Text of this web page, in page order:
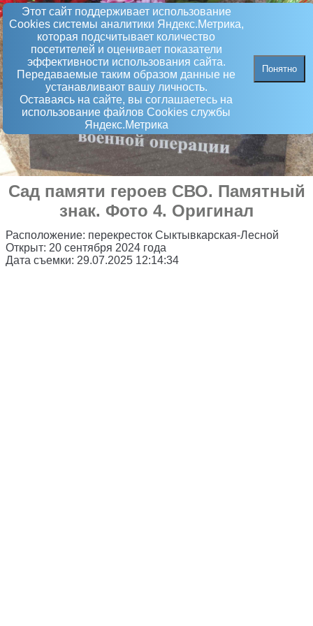
Этот сайт поддерживает использование
Сookies системы аналитики Яндекс.Метрика,
которая подсчитывает количество
посетителей и оценивает показатели
эффективности использования сайта.
Передаваемые таким образом данные не
устанавливают вашу личность.
Оставаясь на сайте, вы соглашаетесь на
использование файлов Сookies службы
Яндекс.Метрика
Понятно
Сад памяти героев СВО. Памятный
знак. Фото 4. Оригинал
Расположение: перекресток Сыктывкарская-Лесной
Открыт: 20 сентября 2024 года
Дата съемки: 29.07.2025 12:14:34